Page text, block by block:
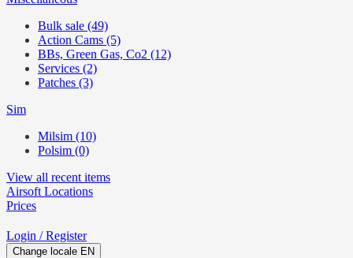
Bulk sale (49)
Action Cams (5)
BBs, Green Gas, Co2 (12)
Services (2)
Patches (3)
Sim
Milsim (10)
Polsim (0)
View all recent items
Airsoft Locations
Prices
Login / Register
Change locale EN